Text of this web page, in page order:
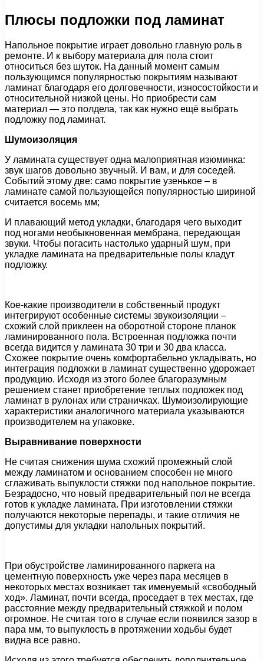
Плюсы подложки под ламинат
Напольное покрытие играет довольно главную роль в
ремонте. И к выбору материала для пола стоит
относиться без шуток. На данный момент самым
пользующимся популярностью покрытиям называют
ламинат благодаря его долговечности, износостойкости и
относительной низкой цены. Но приобрести сам
материал — это полдела, так как нужно ещё выбрать
подложку под ламинат.
Шумоизоляция
У ламината существует одна малоприятная изюминка:
звук шагов довольно звучный. И вам, и для соседей.
Событий этому две: само покрытие узенькое – в
ламинате самой пользующейся популярностью шириной
считается восемь мм;
И плавающий метод укладки, благодаря чего выходит
под ногами необыкновенная мембрана, передающая
звуки. Чтобы погасить настолько ударный шум, при
укладке ламината на предварительные полы кладут
подложку.
Кое-какие производители в собственный продукт
интегрируют особенные системы звукоизоляции –
схожий слой приклеен на оборотной стороне планок
ламинированного пола. Встроенная подложка почти
всегда видится у ламината 30 три и 30 два класса.
Схожее покрытие очень комфортабельно укладывать, но
интеграция подложки в ламинат существенно удорожает
продукцию. Исходя из этого более благоразумным
решением станет приобретение теплых подложек под
ламинат в рулонах или страничках. Шумоизолирующие
характеристики аналогичного материала указываются
производителем на упаковке.
Выравнивание поверхности
Не считая снижения шума схожий промежный слой
между ламинатом и основанием способен не много
сглаживать выпуклости стяжки под напольное покрытие.
Безрадосно, что новый предварительный пол не всегда
готов к укладке ламината. При изготовлении стяжки
получаются некоторые перепады, и такие отличия не
допустимы для укладки напольных покрытий.
При обустройстве ламинированного паркета на
цементную поверхность уже через пара месяцев в
некоторых местах возникает так именуемый «свободный
ход». Ламинат, почти всегда, проседает в тех местах, где
расстояние между предварительный стяжкой и полом
огромное. Не считая того в случае если появился зазор в
пара мм, то выпуклость в протяжении ходьбы будет
видна все равно.